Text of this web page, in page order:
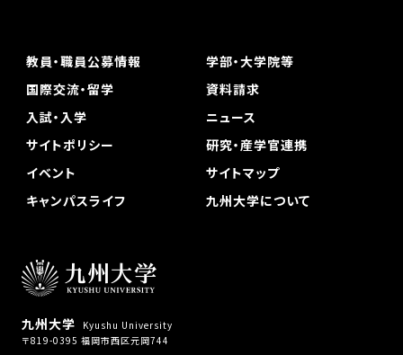
九州大学
Kyushu University
〒819-0395 福岡市西区元岡744
教員・職員公募情報
学部・大学院等
国際交流・留学
資料請求
入試・入学
ニュース
サイトポリシー
研究・産学官連携
イベント
サイトマップ
キャンパスライフ
九州大学について